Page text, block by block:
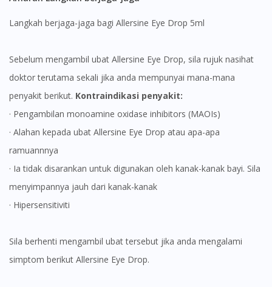
Langkah berjaga-jaga bagi Allersine Eye Drop 5ml
Sebelum mengambil ubat Allersine Eye Drop, sila rujuk nasihat
doktor terutama sekali jika anda mempunyai mana-mana
penyakit berikut. Kontraindikasi penyakit:
· Pengambilan monoamine oxidase inhibitors (MAOIs)
· Alahan kepada ubat Allersine Eye Drop atau apa-apa
ramuannnya
· Ia tidak disarankan untuk digunakan oleh kanak-kanak bayi. Sila
menyimpannya jauh dari kanak-kanak
· Hipersensitiviti
Sila berhenti mengambil ubat tersebut jika anda mengalami
simptom berikut Allersine Eye Drop.